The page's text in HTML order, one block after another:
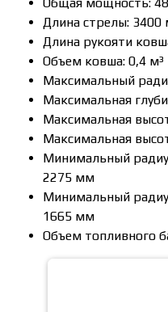
Длина стрелы:
Длина рукояти
Объем ковша: 0,4 м³
Максимальный
Максимальная
Максимальная
Максимальная
Минимальный
2275 мм
Минимальный
1665 мм
Объем топливного